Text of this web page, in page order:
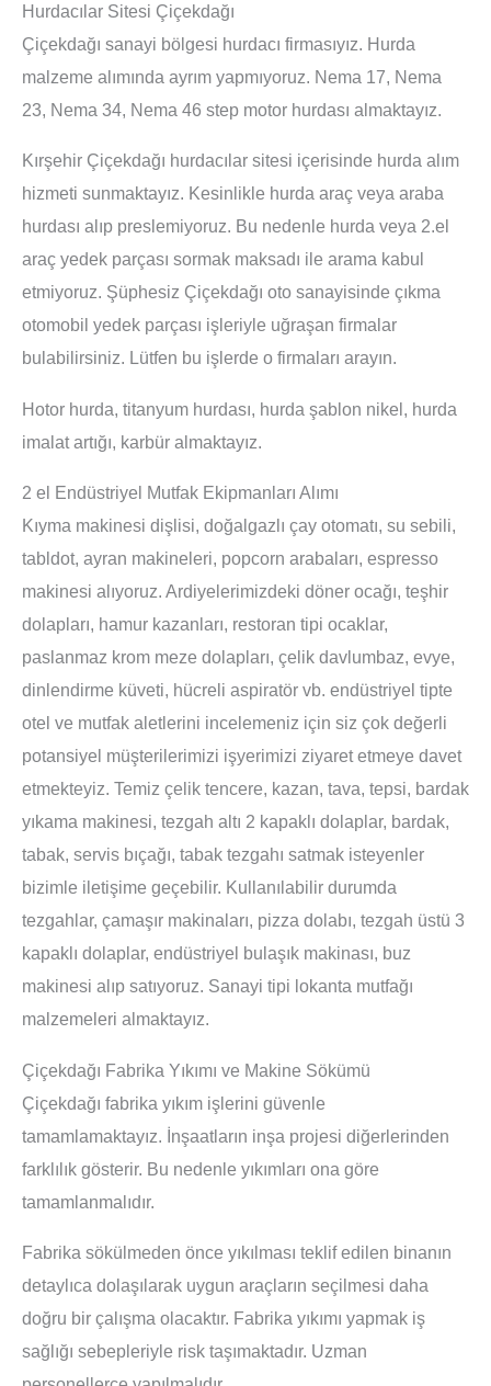
Hurdacılar Sitesi Çiçekdağı
Çiçekdağı sanayi bölgesi hurdacı firmasıyız. Hurda
malzeme alımında ayrım yapmıyoruz. Nema 17, Nema
23, Nema 34, Nema 46 step motor hurdası almaktayız.
Kırşehir Çiçekdağı hurdacılar sitesi içerisinde hurda alım
hizmeti sunmaktayız. Kesinlikle hurda araç veya araba
hurdası alıp preslemiyoruz. Bu nedenle hurda veya 2.el
araç yedek parçası sormak maksadı ile arama kabul
etmiyoruz. Şüphesiz Çiçekdağı oto sanayisinde çıkma
otomobil yedek parçası işleriyle uğraşan firmalar
bulabilirsiniz. Lütfen bu işlerde o firmaları arayın.
Hotor hurda, titanyum hurdası, hurda şablon nikel, hurda
imalat artığı, karbür almaktayız.
2 el Endüstriyel Mutfak Ekipmanları Alımı
Kıyma makinesi dişlisi, doğalgazlı çay otomatı, su sebili,
tabldot, ayran makineleri, popcorn arabaları, espresso
makinesi alıyoruz. Ardiyelerimizdeki döner ocağı, teşhir
dolapları, hamur kazanları, restoran tipi ocaklar,
paslanmaz krom meze dolapları, çelik davlumbaz, evye,
dinlendirme küveti, hücreli aspiratör vb. endüstriyel tipte
otel ve mutfak aletlerini incelemeniz için siz çok değerli
potansiyel müşterilerimizi işyerimizi ziyaret etmeye davet
etmekteyiz. Temiz çelik tencere, kazan, tava, tepsi, bardak
yıkama makinesi, tezgah altı 2 kapaklı dolaplar, bardak,
tabak, servis bıçağı, tabak tezgahı satmak isteyenler
bizimle iletişime geçebilir. Kullanılabilir durumda
tezgahlar, çamaşır makinaları, pizza dolabı, tezgah üstü 3
kapaklı dolaplar, endüstriyel bulaşık makinası, buz
makinesi alıp satıyoruz. Sanayi tipi lokanta mutfağı
malzemeleri almaktayız.
Çiçekdağı Fabrika Yıkımı ve Makine Sökümü
Çiçekdağı fabrika yıkım işlerini güvenle
tamamlamaktayız. İnşaatların inşa projesi diğerlerinden
farklılık gösterir. Bu nedenle yıkımları ona göre
tamamlanmalıdır.
Fabrika sökülmeden önce yıkılması teklif edilen binanın
detaylıca dolaşılarak uygun araçların seçilmesi daha
doğru bir çalışma olacaktır. Fabrika yıkımı yapmak iş
sağlığı sebepleriyle risk taşımaktadır. Uzman